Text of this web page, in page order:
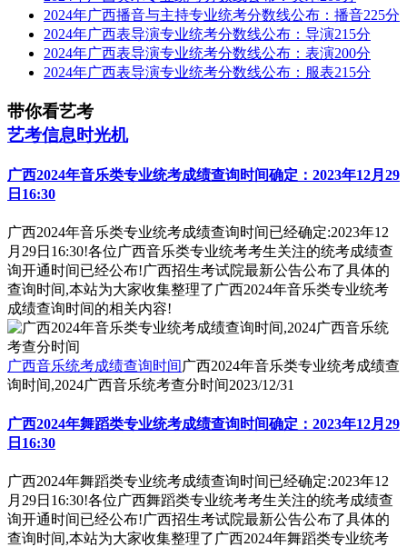
2024年广西播音与主持专业统考分数线公布：播音225分
2024年广西表导演专业统考分数线公布：导演215分
2024年广西表导演专业统考分数线公布：表演200分
2024年广西表导演专业统考分数线公布：服表215分
带你看艺考
艺考信息时光机
广西2024年音乐类专业统考成绩查询时间确定：2023年12月29
日16:30
广西2024年音乐类专业统考成绩查询时间已经确定:2023年12
月29日16:30!各位广西音乐类专业统考考生关注的统考成绩查
询开通时间已经公布!广西招生考试院最新公告公布了具体的
查询时间,本站为大家收集整理了广西2024年音乐类专业统考
成绩查询时间的相关内容!
广西音乐统考成绩查询时间 广西2024年音乐类专业统考成绩查
询时间,2024广西音乐统考查分时间2023/12/31
广西2024年舞蹈类专业统考成绩查询时间确定：2023年12月29
日16:30
广西2024年舞蹈类专业统考成绩查询时间已经确定:2023年12
月29日16:30!各位广西舞蹈类专业统考考生关注的统考成绩查
询开通时间已经公布!广西招生考试院最新公告公布了具体的
查询时间,本站为大家收集整理了广西2024年舞蹈类专业统考